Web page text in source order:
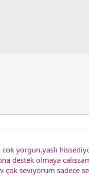
yorgun,yaslı
destek olmaya
çok seviyorum